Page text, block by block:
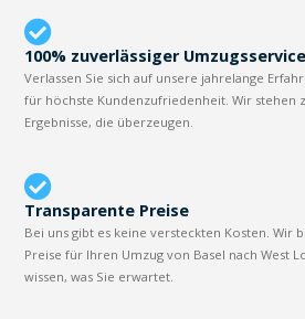
100% zuverlässiger Umzugsservice
Verlassen Sie sich auf unsere jahrelange
für höchste Kundenzufriedenheit. Wir stehen
Ergebnisse, die überzeugen.
Transparente Preise
Bei uns gibt es keine versteckten Kosten. Wir
Preise für Ihren Umzug von Basel nach West
wissen, was Sie erwartet.